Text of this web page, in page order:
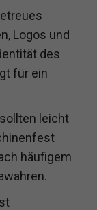
Logos und
des
für ein
leicht
häufigem